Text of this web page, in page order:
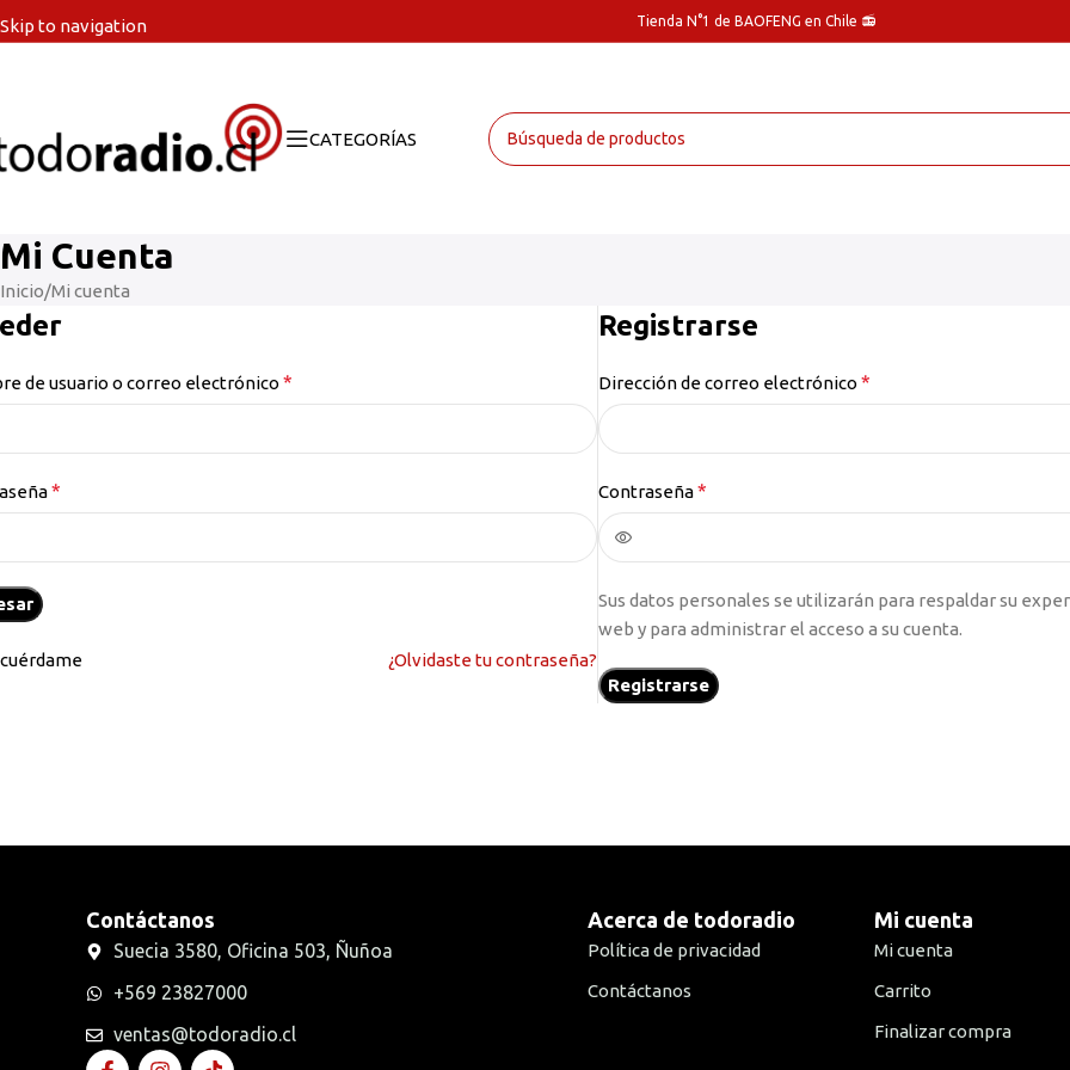
Skip to navigation
Tienda N°1 de BAOFENG en Chile 📻
CATEGORÍAS
Mi Cuenta
Inicio Mi cuenta
de usuario o correo electrónico *
*
¿Olvidaste tu contraseña?
Registrarse
Dirección de correo electrónico *
Contraseña*
Sus datos personales se utilizarán para respaldar su
web y para administrar el acceso a su cuenta.
Registrarse
Contáctanos
Suecia 3580, Oficina 503, Ñuñoa
+569 23827000
ventas@todoradio.cl
Acerca de todoradio
Política de privacidad
Contáctanos
Mi cuenta
Mi cuenta
Carrito
Finalizar compra